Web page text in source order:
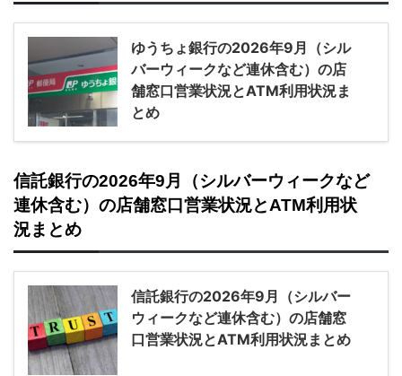
ゆうちょ銀行の2026年9月（シル
バーウィークなど連休含む）の店
舗窓口営業状況とATM利用状況ま
とめ
信託銀行の2026年9月（シルバーウィークなど
連休含む）の店舗窓口営業状況とATM利用状
況まとめ
信託銀行の2026年9月（シルバー
ウィークなど連休含む）の店舗窓
口営業状況とATM利用状況まとめ